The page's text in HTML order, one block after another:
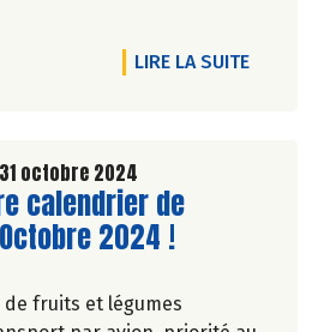
sur 4 produits qui ont dit
LIRE LA SUITEDE
octobre 2024
l'article
calendrier de
2024 !
de fruits et légumes